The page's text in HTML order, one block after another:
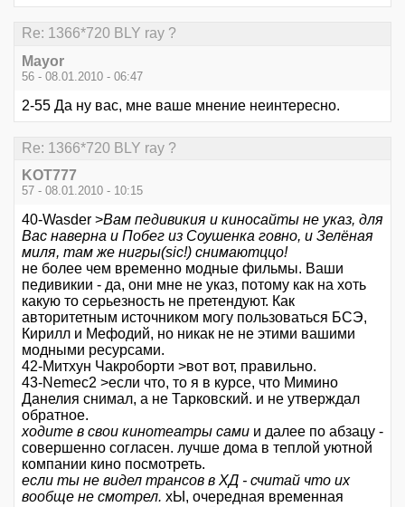
Re: 1366*720 BLY ray ?
Mayor
56 - 08.01.2010 - 06:47
2-55 Да ну вас, мне ваше мнение неинтересно.
Re: 1366*720 BLY ray ?
KOT777
57 - 08.01.2010 - 10:15
40-Wasder >Вам педивикия и киносайты не указ, для
Вас наверна и Побег из Соушенка говно, и Зелёная
миля, там же нигры(sic!) снимаютццо!
не более чем временно модные фильмы. Ваши
педивикии - да, они мне не указ, потому как на хоть
какую то серьезность не претендуют. Как
авторитетным источником могу пользоваться БСЭ,
Кирилл и Мефодий, но никак не не этими вашими
модными ресурсами.
42-Митхун Чакроборти >вот вот, правильно.
43-Nemec2 >если что, то я в курсе, что Мимино
Данелия снимал, а не Тарковский. и не утверждал
обратное.
ходите в свои кинотеатры сами и далее по абзацу -
совершенно согласен. лучше дома в теплой уютной
компании кино посмотреть.
если ты не видел трансов в ХД - считай что их
вообще не смотрел. хЫ, очередная временная